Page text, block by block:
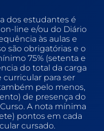
dos estudantes é
line e/ou do Diário
às aulas e
são obrigatórias e o
75% (setenta e
do total da carga
para ser
pelo menos,
de presença do
A nota mínima
pontos em cada
cursado.